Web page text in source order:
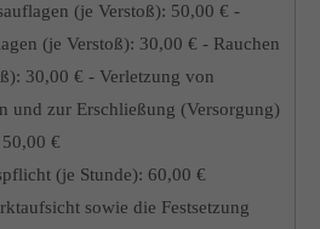
(je Verstoß): 50,00 € -
(je Verstoß): 30,00 € - Rauchen
30,00 € - Verletzung von
und zur Erschließung (Versorgung)
€
(je Stunde): 60,00 €
sowie die Festsetzung